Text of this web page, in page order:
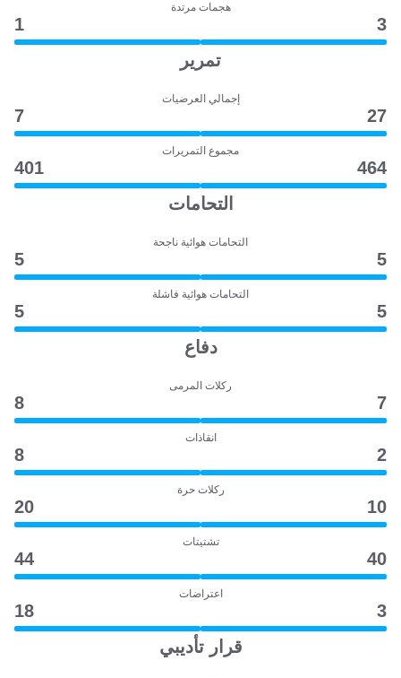
هجمات مرتدة
3
1
تمرير
إجمالي العرضيات
27
7
مجموع التمريرات
464
401
التحامات
التحامات هوائية ناجحة
5
5
التحامات هوائية فاشلة
5
5
دفاع
ركلات المرمى
7
8
انقاذات
2
8
ركلات حرة
10
20
تشتيتات
40
44
اعتراضات
3
18
قرار تأديبي